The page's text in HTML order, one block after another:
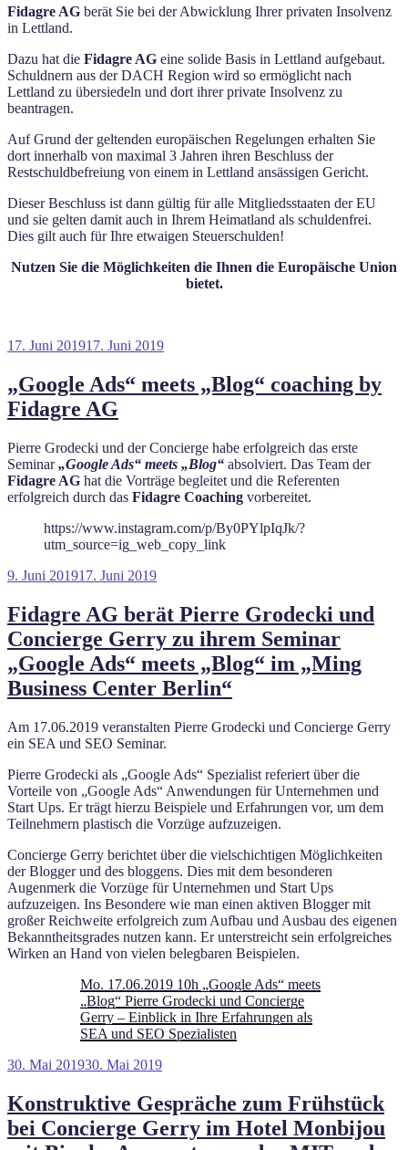
Fidagre AG berät Sie bei der Abwicklung Ihrer privaten Insolvenz
in Lettland.
Dazu hat die Fidagre AG eine solide Basis in Lettland aufgebaut.
Schuldnern aus der DACH Region wird so ermöglicht nach
Lettland zu übersiedeln und dort ihrer private Insolvenz zu
beantragen.
Auf Grund der geltenden europäischen Regelungen erhalten Sie
dort innerhalb von maximal 3 Jahren ihren Beschluss der
Restschuldbefreiung von einem in Lettland ansässigen Gericht.
Dieser Beschluss ist dann gültig für alle Mitgliedsstaaten der EU
und sie gelten damit auch in Ihrem Heimatland als schuldenfrei.
Dies gilt auch für Ihre etwaigen Steuerschulden!
Nutzen Sie die Möglichkeiten die Ihnen die Europäische Union
bietet.
Veröffentlicht
17. Juni 201917. Juni 2019
„Google Ads“ meets „Blog“ coaching by
Fidagre AG
Pierre Grodecki und der Concierge habe erfolgreich das erste
Seminar„Google Ads“ meets „Blog“ absolviert. Das Team der
Fidagre AG hat die Vorträge begleitet und die Referenten
erfolgreich durch das Fidagre Coaching vorbereitet.
https://www.instagram.com/p/By0PYlpIqJk/?
utm_source=ig_web_copy_link
Veröffentlicht
9. Juni 201917. Juni 2019
Fidagre AG berät Pierre Grodecki und
Concierge Gerry zu ihrem Seminar
„Google Ads“ meets „Blog“ im „Ming
Business Center Berlin“
Am 17.06.2019 veranstalten Pierre Grodecki und Concierge Gerry
ein SEA und SEO Seminar.
Pierre Grodecki als „Google Ads“ Spezialist referiert über die
Vorteile von „Google Ads“ Anwendungen für Unternehmen und
Start Ups. Er trägt hierzu Beispiele und Erfahrungen vor, um dem
Teilnehmern plastisch die Vorzüge aufzuzeigen.
Concierge Gerry berichtet über die vielschichtigen Möglichkeiten
der Blogger und des bloggens. Dies mit dem besonderen
Augenmerk die Vorzüge für Unternehmen und Start Ups
aufzuzeigen. Ins Besondere wie man einen aktiven Blogger mit
großer Reichweite erfolgreich zum Aufbau und Ausbau des eigenen
Bekanntheitsgrades nutzen kann. Er unterstreicht sein erfolgreiches
Wirken an Hand von vielen belegbaren Beispielen.
Mo. 17.06.2019 10h „Google Ads“ meets
„Blog“ Pierre Grodecki und Concierge
Gerry – Einblick in Ihre Erfahrungen als
SEA und SEO Spezialisten
Veröffentlicht
30. Mai 201930. Mai 2019
Konstruktive Gespräche zum Frühstück
bei Concierge Gerry im Hotel Monbijou